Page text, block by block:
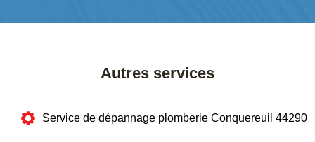
Autres services
Service de dépannage plomberie Conquereuil 44290